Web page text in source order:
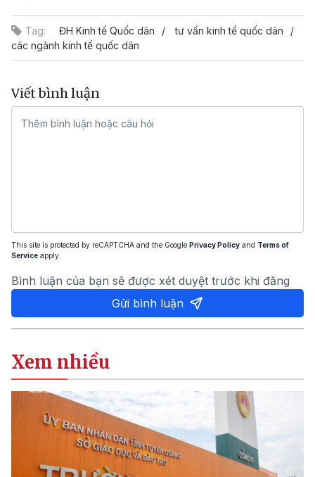
Tag: ĐH Kinh tế Quốc dân
tư vấn kinh tế quốc dân
các ngành kinh tế quốc dân
Viết bình luận
This site is protected by reCAPTCHA and the Google Privacy Policy and Terms of
Service apply.
Bình luận của bạn sẽ được xét duyệt trước khi đăng
Gửi bình luận
Xem nhiều